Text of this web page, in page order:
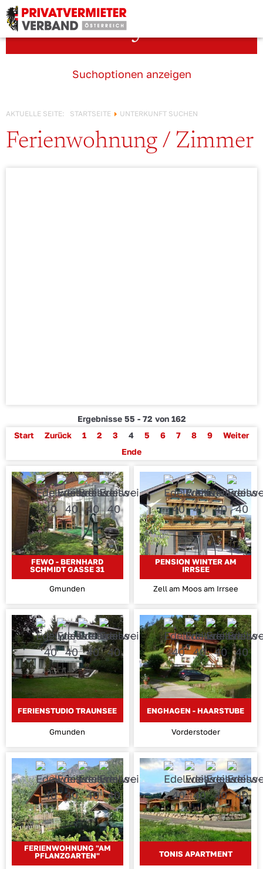
Unterkunft suchen
Suchoptionen anzeigen
AKTUELLE SEITE: STARTSEITE UNTERKUNFT SUCHEN
Ferienwohnung / Zimmer
Ergebnisse 55 - 72 von 162
Start
Zurück 1 2 3 4 5 6 7 8 9
Weiter
Ende
FEWO - BERNHARD
SCHMIDT GASSE 31
Gmunden
PENSION WINTER AM
IRRSEE
Zell am Moos am Irrsee
FERIENSTUDIO TRAUNSEE
Gmunden
ENGHAGEN - HAARSTUBE
Vorderstoder
FERIENWOHNUNG "AM
PFLANZGARTEN"
TONIS APARTMENT